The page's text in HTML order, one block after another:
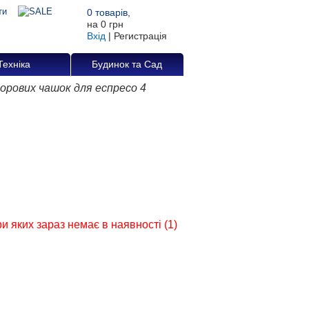
0 товарів
на 0 грн
Вхід | Регистрація
Будинок та Сад
чашок для еспресо 4
яких зараз немає в наявності (1)